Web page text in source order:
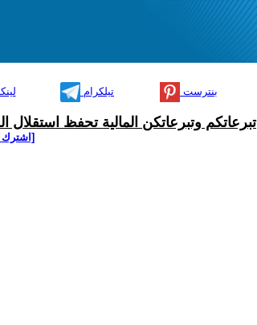
تيلكرام بنترست
تبرعاتكم وتبرعاتكن المالية تحفظ استقلال
[اشترك